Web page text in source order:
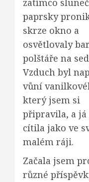
zatímco
paprsky
skrze okno a
osvětlovaly
polštáře na
Vzduch byl
vůní
který jsem si
připravila, a já
cítila jako ve
malém ráji.
Začala jsem
různé